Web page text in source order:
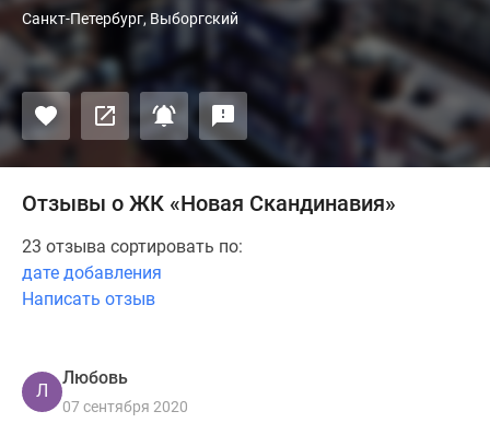
Санкт-Петербург, Выборгский
Отзывы о ЖК «Новая Скандинавия»
23 отзыва сортировать по:
дате добавления
Написать отзыв
Л
Любовь
07 сентября 2020